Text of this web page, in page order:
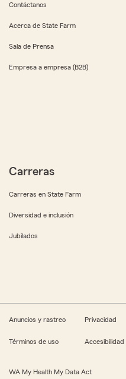
Contáctanos
Acerca de State Farm
Sala de Prensa
Empresa a empresa (B2B)
Carreras
Carreras en State Farm
Diversidad e inclusión
Jubilados
Anuncios y rastreo Privacidad
Términos de uso Accesibilidad
WA My Health My Data Act